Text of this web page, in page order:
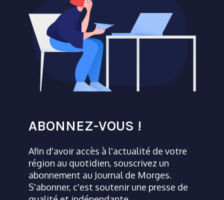
ABONNEZ-VOUS !
Afin d'avoir accès à l'actualité de votre
région au quotidien, souscrivez un
abonnement au Journal de Morges.
S'abonner, c'est soutenir une presse de